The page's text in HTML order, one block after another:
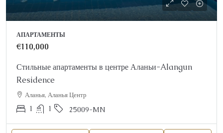
АПАРТАМЕНТЫ
€110,000
Стильные апартаменты в центре Аланьи-Alangun
Residence
Аланья, Аланья Центр
1 1 25009-MN